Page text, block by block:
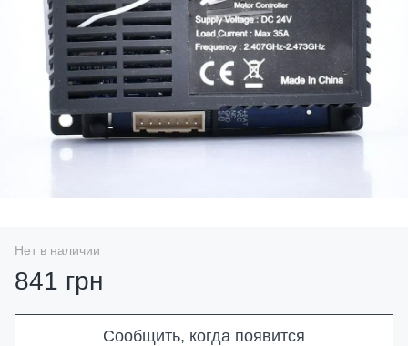
Нет в наличии
841 грн
Сообщить, когда появится